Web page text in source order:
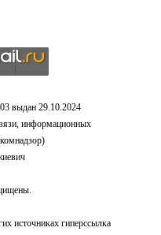
выдан 29.10.2024
информационных
источниках гиперссылка